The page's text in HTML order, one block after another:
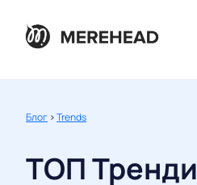
Блог >Trends
ТОП Тренди